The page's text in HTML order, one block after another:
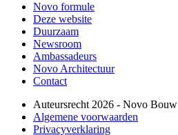
Novo formule
Deze website
Duurzaam
Newsroom
Ambassadeurs
Novo Architectuur
Contact
Auteursrecht 2026 - Novo Bouw
Algemene voorwaarden
Privacyverklaring